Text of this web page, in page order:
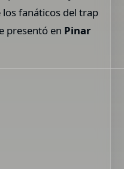
fanáticos del trap
presentó en Pinar